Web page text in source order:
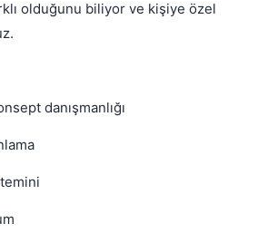
olduğunu biliyor ve kişiye özel
danışmanlığı